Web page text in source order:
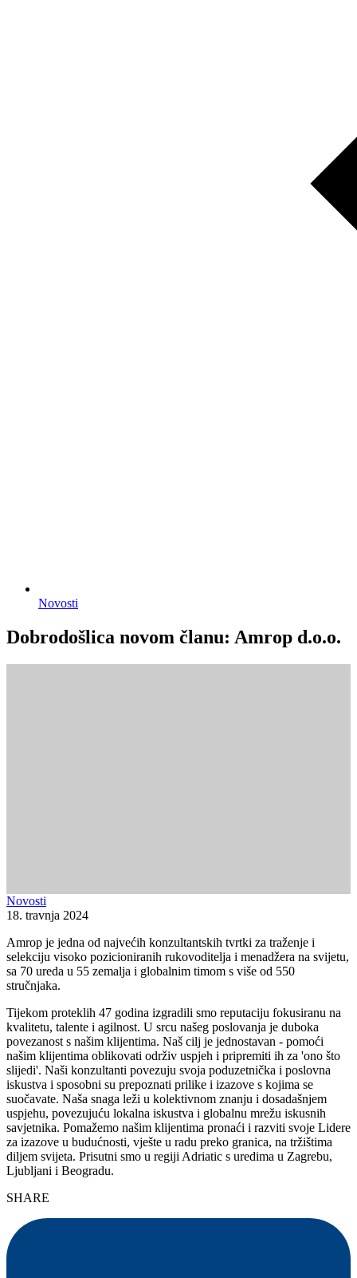
Novosti
Dobrodošlica novom članu: Amrop d.o.o.
Novosti
18. travnja 2024
Amrop je jedna od najvećih konzultantskih tvrtki za traženje i
selekciju visoko pozicioniranih rukovoditelja i menadžera na svijetu,
sa 70 ureda u 55 zemalja i globalnim timom s više od 550
stručnjaka.
Tijekom proteklih 47 godina izgradili smo reputaciju fokusiranu na
kvalitetu, talente i agilnost. U srcu našeg poslovanja je duboka
povezanost s našim klijentima. Naš cilj je jednostavan - pomoći
našim klijentima oblikovati održiv uspjeh i pripremiti ih za 'ono što
slijedi'. Naši konzultanti povezuju svoja poduzetnička i poslovna
iskustva i sposobni su prepoznati prilike i izazove s kojima se
suočavate. Naša snaga leži u kolektivnom znanju i dosadašnjem
uspjehu, povezujuću lokalna iskustva i globalnu mrežu iskusnih
savjetnika. Pomažemo našim klijentima pronaći i razviti svoje Lidere
za izazove u budućnosti, vješte u radu preko granica, na tržištima
diljem svijeta. Prisutni smo u regiji Adriatic s uredima u Zagrebu,
Ljubljani i Beogradu.
SHARE